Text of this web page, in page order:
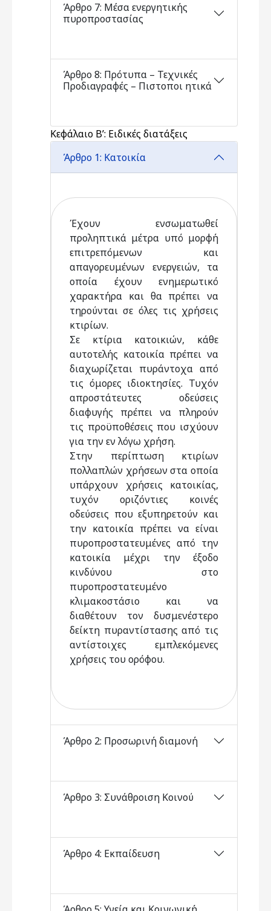
Άρθρο 7: Μέσα ενεργητικής
πυροπροστασίας
Άρθρο 8: Πρότυπα – Τεχνικές
Προδιαγραφές – Πιστοποι ητικά
Κεφάλαιο Β’: Ειδικές διατάξεις
Άρθρο 1: Κατοικία
Έχουν ενσωματωθεί
προληπτικά μέτρα υπό μορφή
επιτρεπόμενων και
απαγορευμένων ενεργειών, τα
οποία έχουν ενημερωτικό
χαρακτήρα και θα πρέπει να
τηρούνται σε όλες τις χρήσεις
κτιρίων.
Σε κτίρια κατοικιών, κάθε
αυτοτελής κατοικία πρέπει να
διαχωρίζεται πυράντοχα από
τις όμορες ιδιοκτησίες. Τυχόν
απροστάτευτες οδεύσεις
διαφυγής πρέπει να πληρούν
τις προϋποθέσεις που ισχύουν
για την εν λόγω χρήση.
Στην περίπτωση κτιρίων
πολλαπλών χρήσεων στα οποία
υπάρχουν χρήσεις κατοικίας,
τυχόν οριζόντιες κοινές
οδεύσεις που εξυπηρετούν και
την κατοικία πρέπει να είναι
πυροπροστατευμένες από την
κατοικία μέχρι την έξοδο
κινδύνου στο
πυροπροστατευμένο
κλιμακοστάσιο και να
διαθέτουν τον δυσμενέστερο
δείκτη πυραντίστασης από τις
αντίστοιχες εμπλεκόμενες
χρήσεις του ορόφου.
Άρθρο 2: Προσωρινή διαμονή
Άρθρο 3: Συνάθροιση Κοινού
Άρθρο 4: Εκπαίδευση